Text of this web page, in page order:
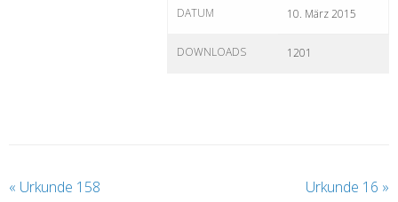
DATUM 10. März 2015
DOWNLOADS 1201
« Urkunde 158 Urkunde 16 »